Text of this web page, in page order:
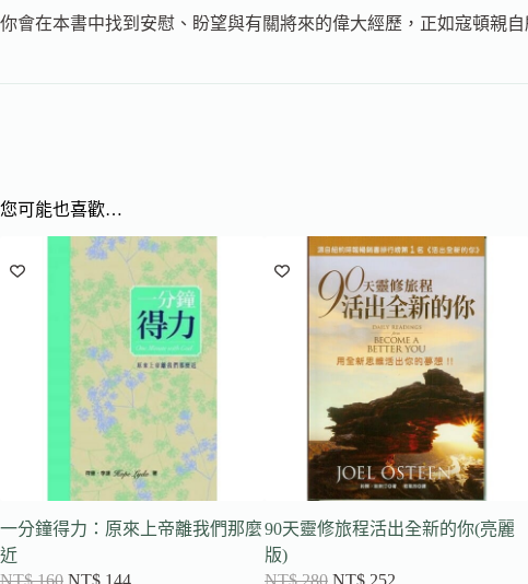
你會在本書中找到安慰、盼望與有關將來的偉大經歷，正如寇頓親
您可能也喜歡…
一分鐘得力：原來上帝離我們那麼
近
90天靈修旅程活出全新的你(亮麗
版)